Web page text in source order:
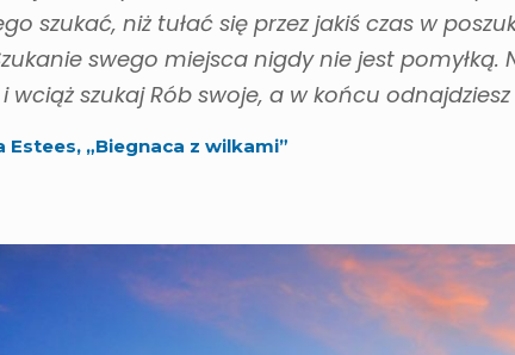
szukać, niż tułać się przez jakiś czas w
swego miejsca nigdy nie jest pomyłką.
wciąż szukaj Rób swoje, a w końcu
Estees, „Biegnaca z wilkami”